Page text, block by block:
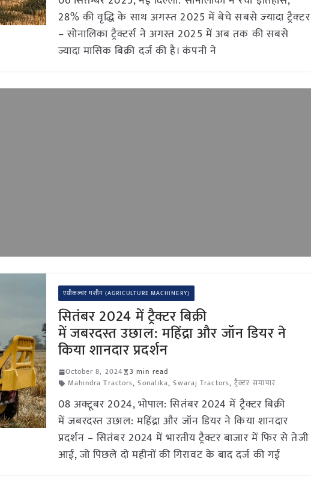
28% की वृद्धि के साथ अगस्‍त 2025 में बेचे सबसे ज्‍यादा ट्रैक्‍टर
– सोनालिका ट्रैक्टर्स ने अगस्त 2025 में अब तक की सबसे
ज्यादा मासिक बिक्री दर्ज की है। कंपनी ने
एग्रीकल्चर मशीन (AGRICULTURE MACHINERY)
सितंबर 2024 में ट्रैक्टर बिक्री
में जबरदस्त उछाल: महिंद्रा और जॉन डियर ने
किया शानदार प्रदर्शन
October 8, 2024
3 min read
Mahindra Tractors,Sonalika,Swaraj Tractors,ट्रैक्टर समाचार
08 अक्टूबर 2024, भोपाल: सितंबर 2024 में ट्रैक्टर बिक्री
में जबरदस्त उछाल: महिंद्रा और जॉन डियर ने किया शानदार
प्रदर्शन – सितंबर 2024 में भारतीय ट्रैक्टर बाजार में फिर से तेजी
आई, जो पिछले दो महीनों की गिरावट के बाद दर्ज की गई